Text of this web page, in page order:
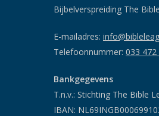
Bijbelverspreiding The
E-mailadres:
Telefoonnummer: 033 472
Bankgegevens
T.n.v.: Stichting The Bible
IBAN: